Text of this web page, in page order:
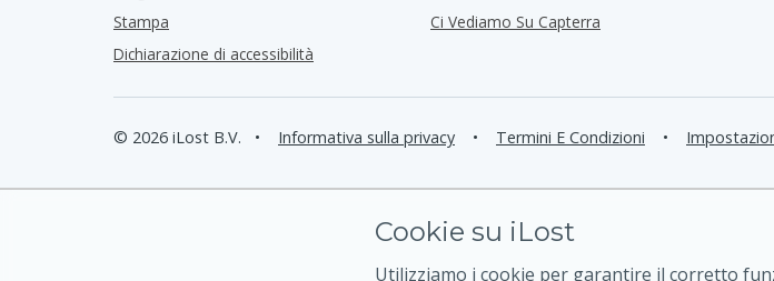
Stampa
Dichiarazione di accessibilità
Ci Vediamo Su Capterra
© 2026 iLost B.V. • Informativa sulla privacy • Termini E Condizioni •
Cookie su iLost
Utilizziamo i cookie per garantire il corretto